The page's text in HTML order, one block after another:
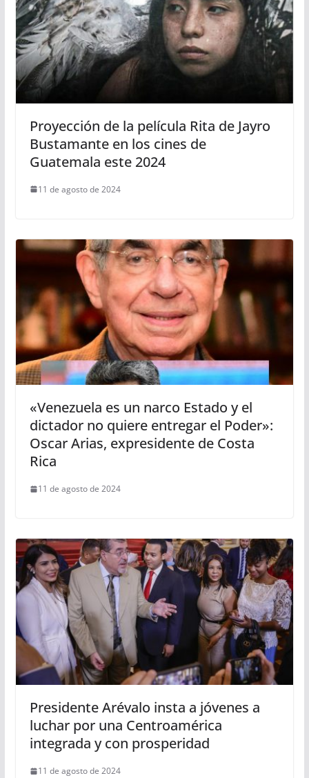
Proyección de la película Rita de Jayro
Bustamante en los cines de
Guatemala este 2024
11 de agosto de 2024
«Venezuela es un narco Estado y el
dictador no quiere entregar el Poder»:
Oscar Arias, expresidente de Costa
Rica
11 de agosto de 2024
Presidente Arévalo insta a jóvenes a
luchar por una Centroamérica
integrada y con prosperidad
11 de agosto de 2024